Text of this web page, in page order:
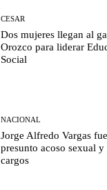
CESAR
Dos mujeres llegan al
Orozco para liderar
Social
NACIONAL
Jorge Alfredo Vargas
presunto acoso sexual
cargos